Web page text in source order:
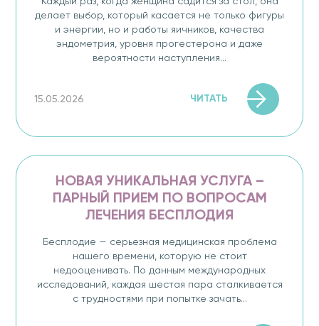
делает выбор, который касается не только фигуры
и энергии, но и работы яичников, качества
эндометрия, уровня прогестерона и даже
вероятности наступления...
15.05.2026 ЧИТАТЬ
НОВАЯ УНИКАЛЬНАЯ УСЛУГА –
ПАРНЫЙ ПРИЕМ ПО ВОПРОСАМ
ЛЕЧЕНИЯ БЕСПЛОДИЯ
Бесплодие — серьезная медицинская проблема
нашего времени, которую не стоит
недооценивать. По данным международных
исследований, каждая шестая пара сталкивается
с трудностями при попытке зачать...